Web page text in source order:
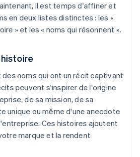
il est temps d'affiner et
en deux listes distinctes : les «
» et les « noms qui résonnent ».
noms qui ont un récit captivant
peuvent s'inspirer de l'origine
de sa mission, de sa
unique ou même d'une anecdote
Ces histoires ajoutent
marque et la rendent